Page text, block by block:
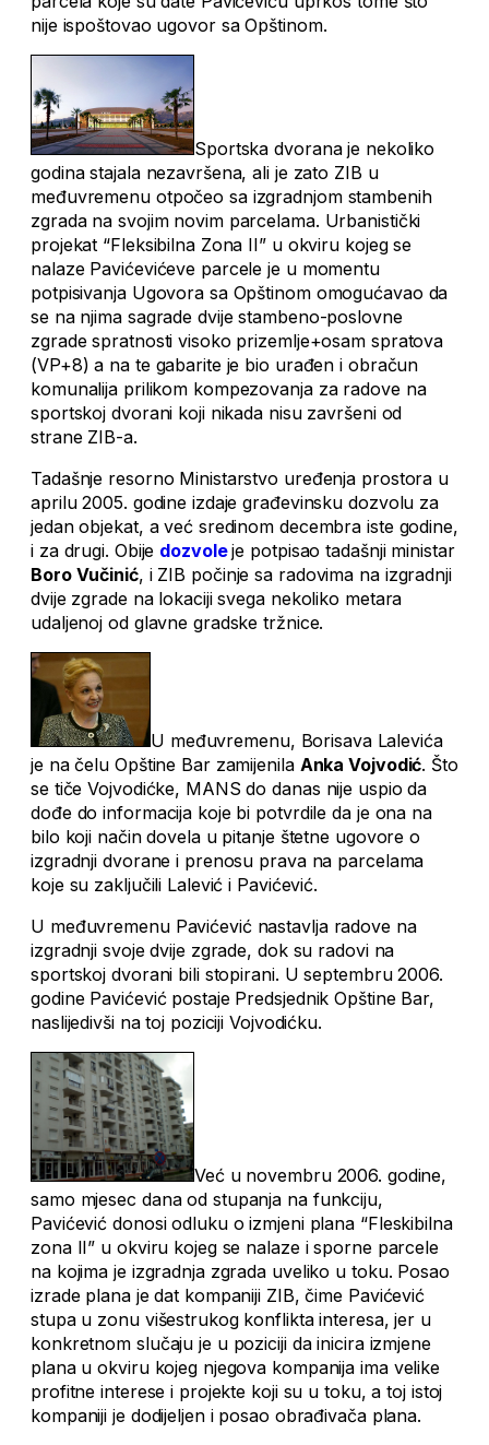
nije ispoštovao ugovor sa Opštinom.
Sportska dvorana je nekoliko
godina stajala nezavršena, ali je zato ZIB u
međuvremenu otpočeo sa izgradnjom stambenih
zgrada na svojim novim parcelama. Urbanistički
projekat “Fleksibilna Zona II” u okviru kojeg se
nalaze Pavićevićeve parcele je u momentu
potpisivanja Ugovora sa Opštinom omogućavao da
se na njima sagrade dvije stambeno-poslovne
zgrade spratnosti visoko prizemlje+osam spratova
(VP+8) a na te gabarite je bio urađen i obračun
komunalija prilikom kompezovanja za radove na
sportskoj dvorani koji nikada nisu završeni od
strane ZIB-a.
Tadašnje resorno Ministarstvo uređenja prostora u
aprilu 2005. godine izdaje građevinsku dozvolu za
jedan objekat, a već sredinom decembra iste godine,
i za drugi. Obije dozvoleje potpisao tadašnji ministar
Boro Vučinić, i ZIB počinje sa radovima na izgradnji
dvije zgrade na lokaciji svega nekoliko metara
udaljenoj od glavne gradske tržnice.
U međuvremenu, Borisava Lalevića
je na čelu Opštine Bar zamijenila Anka Vojvodić. Što
se tiče Vojvodićke, MANS do danas nije uspio da
dođe do informacija koje bi potvrdile da je ona na
bilo koji način dovela u pitanje štetne ugovore o
izgradnji dvorane i prenosu prava na parcelama
koje su zaključili Lalević i Pavićević.
U međuvremenu Pavićević nastavlja radove na
izgradnji svoje dvije zgrade, dok su radovi na
sportskoj dvorani bili stopirani. U septembru 2006.
godine Pavićević postaje Predsjednik Opštine Bar,
naslijedivši na toj poziciji Vojvodićku.
Već u novembru 2006. godine,
samo mjesec dana od stupanja na funkciju,
Pavićević donosi odluku o izmjeni plana “Fleskibilna
zona II” u okviru kojeg se nalaze i sporne parcele
na kojima je izgradnja zgrada uveliko u toku. Posao
izrade plana je dat kompaniji ZIB, čime Pavićević
stupa u zonu višestrukog konflikta interesa, jer u
konkretnom slučaju je u poziciji da inicira izmjene
plana u okviru kojeg njegova kompanija ima velike
profitne interese i projekte koji su u toku, a toj istoj
kompaniji je dodijeljen i posao obrađivača plana.